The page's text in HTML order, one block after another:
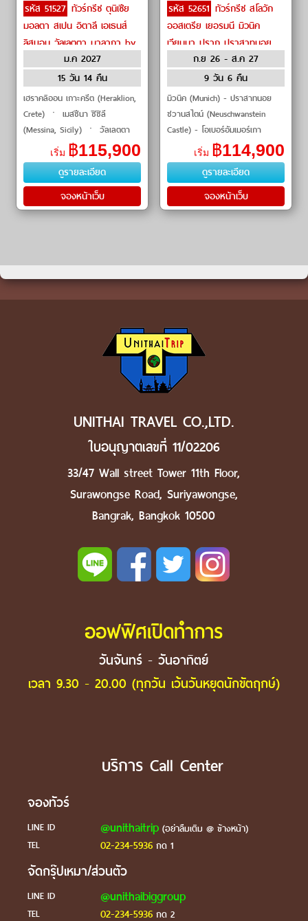
รหัส 51527 ทัวร์กรีซ ตุนิเซีย
มอลตา สเปน อิตาลี เอเธนส์
ลิสบอน วัลเลตตา มาลากา by
เรือสำราญ / Cruise
ม.ค 2027
15 วัน 14 คืน
เฮราคลิออน เกาะครีต (Heraklion,
Crete) ㆍ เมสซีนา ซิซิลี
(Messina, Sicily) ㆍ วัลเลตตา
(Valletta) ㆍ ลา กูเลตต์ (La
Goulette) ㆍ ปัลมา เด มายอร์กา
(Palma de Mallorca) ㆍ
เริ่ม ฿115,900
ดูรายละเอียด
จองหน้าเว็บ
รหัส 52651 ทัวร์กรีซ สโลวัก
ออสเตรีย เยอรมนี มิวนิค
เวียนนา ปราก ปราสาทนอย
ชวานสไตน์ หมู่บ้านฮัลล์สตัทท์
เชสกี้คลุมล๊อฟ by THAI
Airways
ก.ย 26 - ส.ค 27
9 วัน 6 คืน
มิวนิค (Munich) - ปราสาทนอย
ชวานสไตน์ (Neuschwanstein
Castle) - โอเบอร์อัมเมอร์เกา
(Oberammergau) - โรเซนไฮม์
(Rosenheim) - หมู่บ้านฮัลล์สตัทท์
(Hallstatt Villag
เริ่ม ฿114,900
ดูรายละเอียด
จองหน้าเว็บ
UNITHAI TRAVEL CO.,LTD.
ใบอนุญาตเลขที่ 11/02206
33/47 Wall street Tower 11th Floor,
Surawongse Road, Suriyawongse,
Bangrak, Bangkok 10500
ออฟฟิศเปิดทำการ
วันจันทร์ - วันอาทิตย์
เวลา 9.30 - 20.00 (ทุกวัน เว้นวันหยุดนักขัตฤกษ์)
บริการ Call Center
จองทัวร์
LINE ID @unithaitrip(อย่าลืมเติม @ ข้างหน้า)
TEL
02-234-5936กด 1
จัดกรุ๊ปเหมา/ส่วนตัว
LINE ID @unithaibiggroup
TEL 02-234-5936กด 2